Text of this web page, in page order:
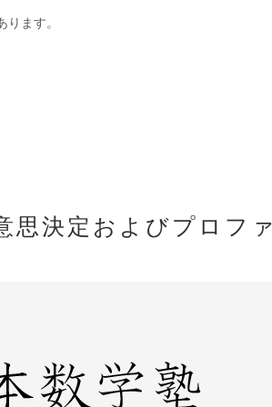
ます。
思決定およびプロフ